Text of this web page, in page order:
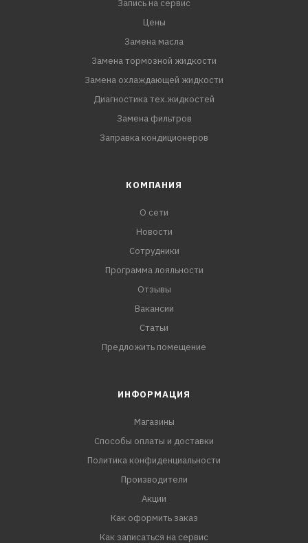
Запись на сервис
Цены
Замена масла
Замена тормозной жидкости
Замена охлаждающей жидкости
Диагностика тех.жидкостей
Замена фильтров
Заправка кондиционеров
КОМПАНИЯ
О сети
Новости
Сотрудники
Программа лояльности
Отзывы
Вакансии
Статьи
Предложить помещение
ИНФОРМАЦИЯ
Магазины
Способы оплаты и доставки
Политика конфиденциальности
Производители
Акции
Как оформить заказ
Как записаться на сервис